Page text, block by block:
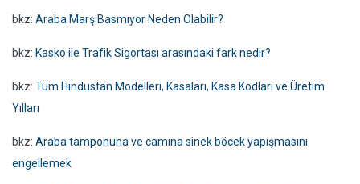
bkz: Araba Marş Basmıyor Neden Olabilir?
bkz: Kasko ile Trafik Sigortası arasındaki fark nedir?
bkz: Tüm Hindustan Modelleri, Kasaları, Kasa Kodları ve Üretim
Yılları
bkz: Araba tamponuna ve camına sinek böcek yapışmasını
engellemek